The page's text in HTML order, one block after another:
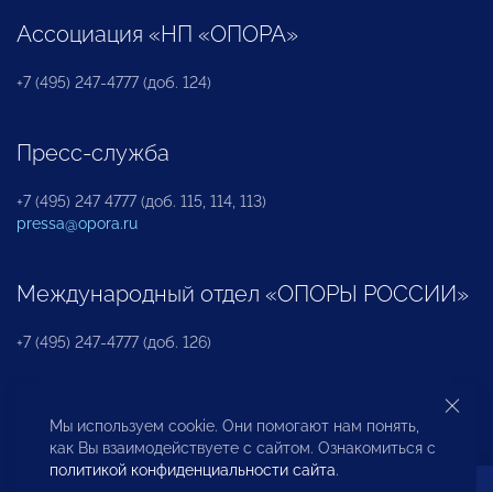
Ассоциация «НП «ОПОРА»
+7 (495) 247-4777 (доб. 124)
Пресс-служба
+7 (495) 247 4777 (доб. 115, 114, 113)
pressa@opora.ru
Международный отдел «ОПОРЫ РОССИИ»
+7 (495) 247-4777 (доб. 126)
Бюро по защите прав предпринимателей и
инвесторов
Мы используем cookie. Они помогают нам понять,
как Вы взаимодействуете с сайтом. Ознакомиться с
политикой конфиденциальности сайта.